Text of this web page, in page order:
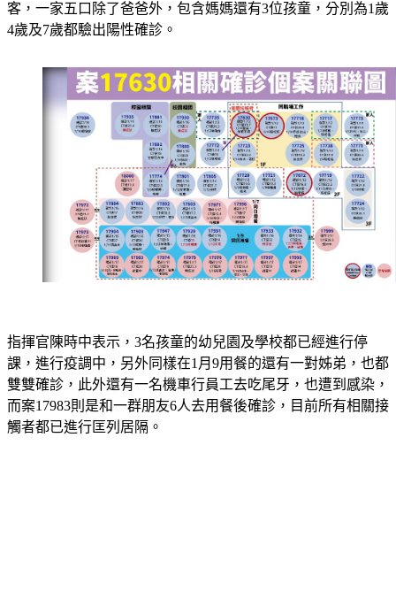
客，一家五口除了爸爸外，包含媽媽還有3位孩童，分別為1歲
4歲及7歲都驗出陽性確診。
指揮官陳時中表示，3名孩童的幼兒園及學校都已經進行停
課，進行疫調中，另外同樣在1月9用餐的還有一對姊弟，也都
雙雙確診，此外還有一名機車行員工去吃尾牙，也遭到感染，
而案17983則是和一群朋友6人去用餐後確診，目前所有相關接
觸者都已進行匡列居隔。